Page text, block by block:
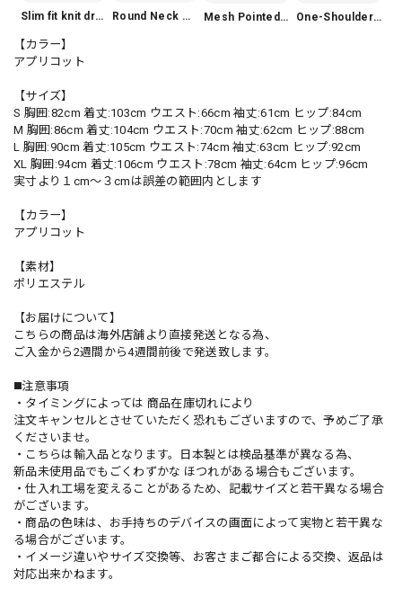
Slim fit knit dress(3color) V1330 Round Neck Tiered Sleeveless Dress V2290 Mesh Pointed Toe Pumps V165 One-Shoulder Slim-Fit Flattering Mermaid Skirt Dress V2295
【カラー】
アプリコット
【サイズ】
S 胸囲:82cm 着丈:103cm ウエスト:66cm 袖丈:61cm ヒップ:84cm
M 胸囲:86cm 着丈:104cm ウエスト:70cm 袖丈:62cm ヒップ:88cm
L 胸囲:90cm 着丈:105cm ウエスト:74cm 袖丈:63cm ヒップ:92cm
XL 胸囲:94cm 着丈:106cm ウエスト:78cm 袖丈:64cm ヒップ:96cm
実寸より１cm〜３cmは誤差の範囲内とします
【カラー】
アプリコット
【素材】
ポリエステル
【お届けについて】
こちらの商品は海外店舗より直接発送となる為、
ご入金から2週間から4週間前後で発送致します。
◼️注意事項
・タイミングによっては 商品在庫切れにより
注文キャンセルとさせていただく恐れもございますので、予めご了承
くださいませ。
・こちらは輸入品となります。日本製とは検品基準が異なる為、
新品未使用品でもごくわずかな ほつれがある場合もございます。
・仕入れ工場を変えることがあるため、記載サイズと若干異なる場合
がございます。
・商品の色味は、お手持ちのデバイスの画面によって実物と若干異な
る場合がございます。
・イメージ違いやサイズ交換等、お客さまご都合による交換、返品は
対応出来かねます。